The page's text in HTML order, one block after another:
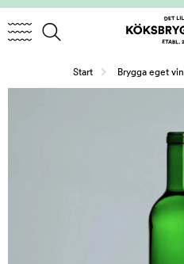
Start Brygga eget vin